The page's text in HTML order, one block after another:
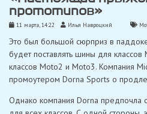
прототипов»
11 марта, 14:22 Илья Навроцкий
Это был большой сюрприз в
будет поставлять шины для классов
классов Moto2 и Moto3. Компания
промоутером Dorna Sports о
Однако компания Dorna предпочла